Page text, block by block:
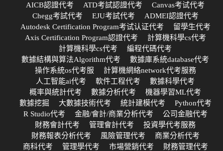
AICB認證代考
ATD考試認證代考
Canvas考试代考
Chegg考試代考
EJU考試代考
ADMEI認證代考
Autodesk Certification Program考试认证代考
留學生代考
Axis Certification Program認證代考
計算機科學cs代考
計算機科學cs代考
編程代碼代考
數據結構與算法Algorithm代考
數據庫系統database代考
操作系統os代考服
計算機網絡network代考服務
人工智能ai代考
軟件工程代考
數據科學代考
概率與統計代考
數據分析代考
機器學習ML代考
數據挖掘
大數據技術代考 統計建模代考
Python代考
R Studio代考
金融/會計/商業分析代考
公司金融代考
財務會計代考
管理會計代考
投資學代考服務
財務報表分析代考
風險管理代考
商業分析代考
商科代考
管理學代考 市場營銷代考
財務管理代考